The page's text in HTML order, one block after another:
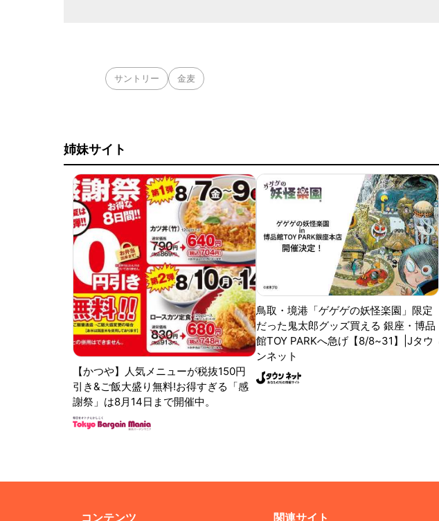
サントリー 金麦
姉妹サイト
【かつや】人気メニューが税抜150円
引き&ご飯大盛り無料!お得すぎる「感
謝祭」は8月14日まで開催中。
鳥取・境港「ゲゲゲの妖怪楽園」限定
だった鬼太郎グッズ買える 銀座・博品
館TOY PARKへ急げ【8/8~31】|Jタウ
ンネット
コンテンツ 関連サイト